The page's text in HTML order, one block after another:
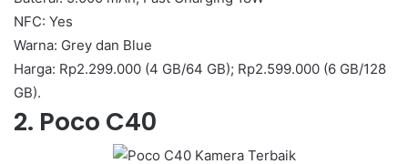
NFC: Yes
Warna: Grey dan Blue
Harga: Rp2.299.000 (4 GB/64 GB); Rp2.599.000 (6 GB/128
GB).
2. Poco C40